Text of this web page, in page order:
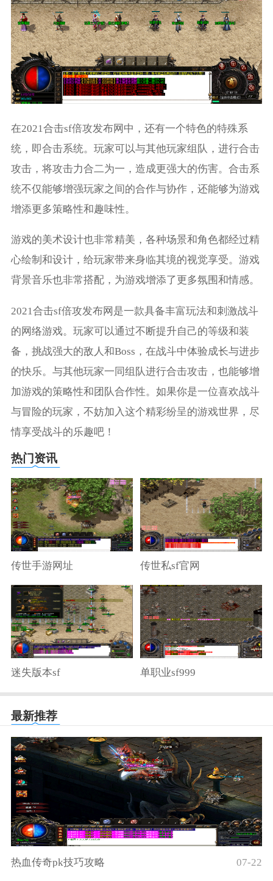
在2021合击sf倍攻发布网中，还有一个特色的特殊系
统，即合击系统。玩家可以与其他玩家组队，进行合击
攻击，将攻击力合二为一，造成更强大的伤害。合击系
统不仅能够增强玩家之间的合作与协作，还能够为游戏
增添更多策略性和趣味性。
游戏的美术设计也非常精美，各种场景和角色都经过精
心绘制和设计，给玩家带来身临其境的视觉享受。游戏
背景音乐也非常搭配，为游戏增添了更多氛围和情感。
2021合击sf倍攻发布网是一款具备丰富玩法和刺激战斗
的网络游戏。玩家可以通过不断提升自己的等级和装
备，挑战强大的敌人和Boss，在战斗中体验成长与进步
的快乐。与其他玩家一同组队进行合击攻击，也能够增
加游戏的策略性和团队合作性。如果你是一位喜欢战斗
与冒险的玩家，不妨加入这个精彩纷呈的游戏世界，尽
情享受战斗的乐趣吧！
热门资讯
传世手游网址 传世私sf官网
迷失版本sf 单职业sf999
最新推荐
热血传奇pk技巧攻略 07-22